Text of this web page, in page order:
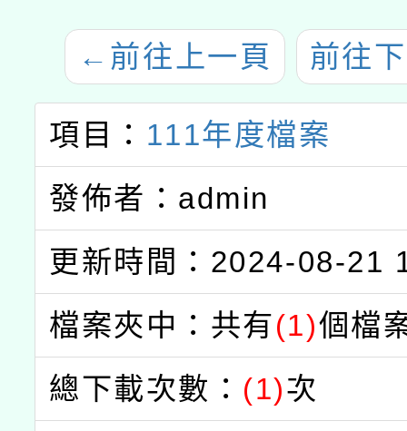
← 前往上一頁 前往
項目： 111年度檔案
發佈者：admin
更新時間：2024-08-21
檔案夾中：共有(1)個檔
總下載次數： (1)次